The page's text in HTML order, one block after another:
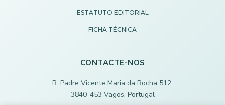
ESTATUTO EDITORIAL
FICHA TÉCNICA
CONTACTE-NOS
R. Padre Vicente Maria da Rocha 512,
3840-453 Vagos, Portugal